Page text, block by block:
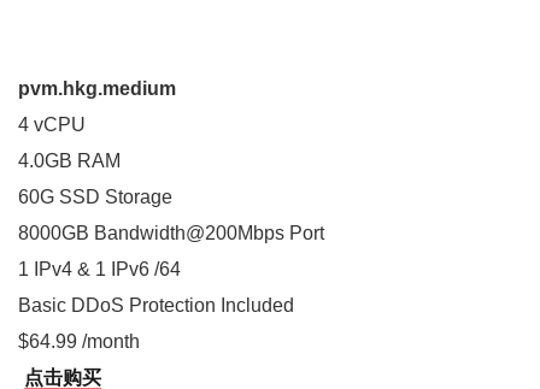
pvm.hkg.medium
4 vCPU
4.0GB RAM
60G SSD Storage
8000GB Bandwidth@200Mbps Port
1 IPv4 & 1 IPv6 /64
Basic DDoS Protection Included
$64.99 /month
点击购买